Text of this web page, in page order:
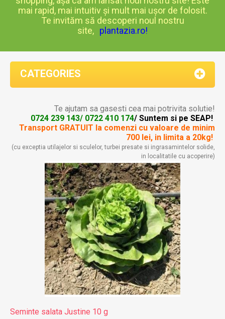
mai rapid, mai intuitiv și mult mai ușor de folosit.
Te invităm să descoperi noul nostru
site, plantazia.ro!
CATEGORIES
Te ajutam sa gasesti cea mai potrivita solutie!
0724 239 143/ 0722 410 174/ Suntem si pe SEAP!
Transport GRATUIT la comenzi cu valoare de minim
700 lei, in limita a 20kg!
(cu exceptia utilajelor si sculelor, turbei presate si ingrasamintelor solide,
in localitatile cu acoperire)
Seminte salata Justine 10 g